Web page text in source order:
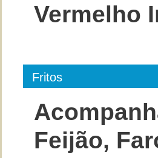
Vermelho
Fritos
Feijão,